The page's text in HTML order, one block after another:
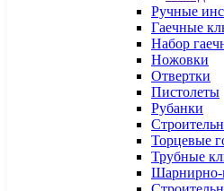
Ручные
Гаечные
Набор
Ножовки
Отвертки
Пистолеты
Рубанки
Торцевые
Трубные
Шарнирно-